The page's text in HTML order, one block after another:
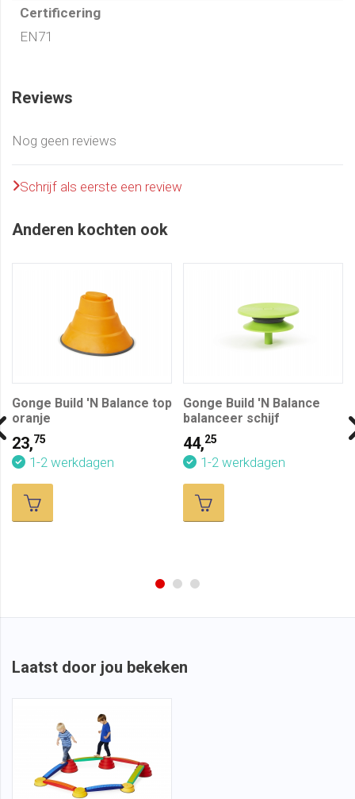
Certificering
EN71
Reviews
Nog geen reviews
Schrijf als eerste een review
Anderen kochten ook
Gonge Build 'N Balance top
oranje
23,75
1-2 werkdagen
Gonge Build 'N Balance
balanceer schijf
44,25
1-2 werkdagen
Laatst door jou bekeken